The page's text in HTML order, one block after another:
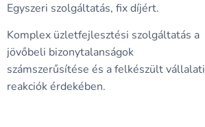
Egyszeri szolgáltatás, fix díjért.
Komplex üzletfejlesztési szolgáltatás a
jövőbeli bizonytalanságok
számszerűsítése és a felkészült vállalati
reakciók érdekében.